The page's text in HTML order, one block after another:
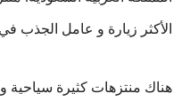
الأكثر زيارة و عامل الجذب في
هناك منتزهات كثيرة